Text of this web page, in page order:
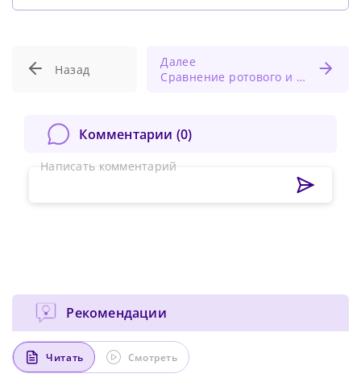
Назад
Далее
Сравнение ротового и носового дыхания при пероральной эндоскопии без седации
Комментарии (0)
Написать комментарий
Рекомендации
Читать Смотреть